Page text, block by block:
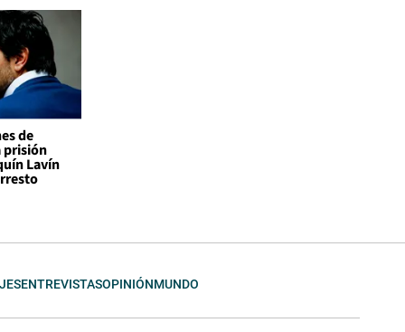
de
prisión
Lavín
ENTREVISTASOPINIÓNMUNDO